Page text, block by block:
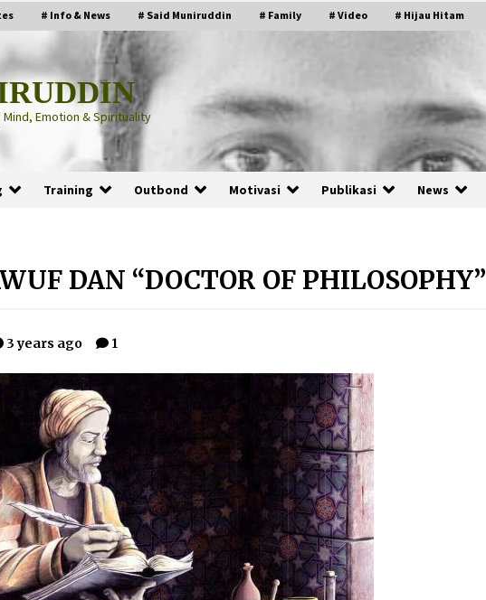
# Info & News # Said Muniruddin # Family # Video # Hijau Hitam
| Mind, Emotion & Spirituality
Training Outbond Motivasi Publikasi News
Cara Agama
PRABOWO!
Mati Dulu, Baru
ago
“Manusia Digital”: Cerdas Lewat
Sinyal
3 months ago
“Qaddamat Lighad”:
Visioner dan
ago
Takut Mati
3 months ago
Beri Pelatihan dan
179 Guru Diniyah
Banda Aceh
ago
SELVi: Sebuah Model Motivasi
dalam Kepemimpinan Bisnis
4 months ago
DAN “DOCTOR OF PHILOSOPHY”
3 years ago 1